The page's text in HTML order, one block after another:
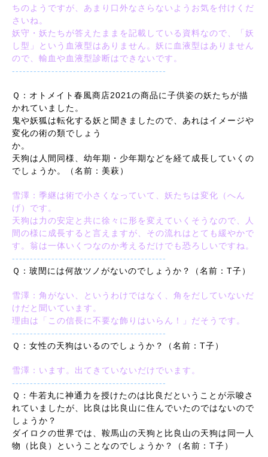
ちのようですが、あまり口外なさらないようお気を付けくだ
さいね。
妖守・妖たちが答えたままを記載している資料なので、「妖
し型」という血液型はありません。妖に血液型はありません
ので、輸血や血液型診断はできないです。
-------------------------------------------
Ｑ：オトメイト春風商店2021の商品に子供姿の妖たちが描
かれていました。
鬼や妖狐は転化する妖と聞きましたので、あれはイメージや
変化の術の類でしょう
か。
天狗は人間同様、幼年期・少年期などを経て成長していくの
でしょうか。（名前：美萩）
雪澤：季継は術で小さくなっていて、妖たちは変化（へん
げ）です。
天狗は力の安定と共に徐々に形を変えていくそうなので、人
間の様に成長すると言えますが、その流れはとても緩やかで
す。翁は一体いくつなのか考えるだけでも恐ろしいですね。
-------------------------------------------
Ｑ：玻閏には何故ツノがないのでしょうか？（名前：T子）
雪澤：角がない、というわけではなく、角をだしていないだ
けだと聞いています。
理由は「この信長に不要な飾りはいらん！」だそうです。
-------------------------------------------
Ｑ：女性の天狗はいるのでしょうか？（名前：T子）
雪澤：います。出てきていないだけでいます。
-------------------------------------------
Ｑ：牛若丸に神通力を授けたのは比良だということが示唆さ
れていましたが、比良は比良山に住んでいたのではないので
しょうか？
ダイロクの世界では、鞍馬山の天狗と比良山の天狗は同一人
物（比良）ということなのでしょうか？（名前：T子）